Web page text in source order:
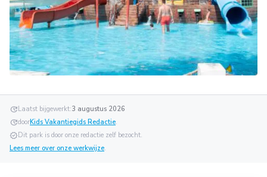
updateLaatst bijgewerkt:3 augustus 2026
updatedoorKids Vakantiegids Redactie.
verifiedDit park is door onze redactie zelf bezocht.
Lees meer over onze werkwijze.